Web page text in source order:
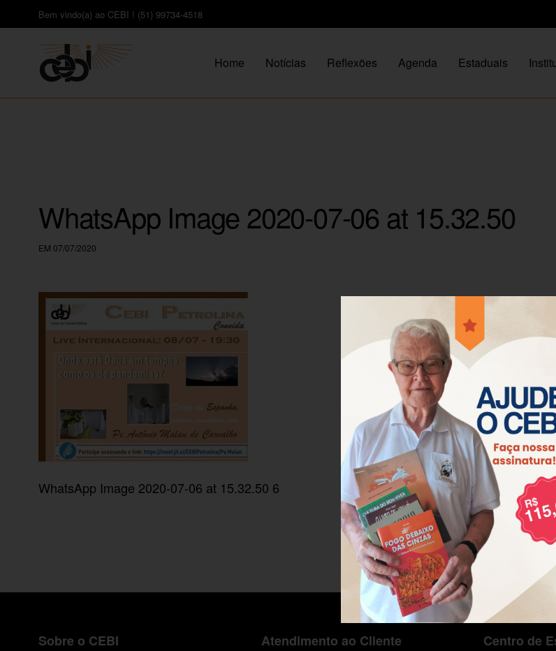
Bem vindo(a) ao CEBI ! (51) 99734-4518
Home Notícias Reflexões Agenda Estaduais
WhatsApp Image 2020-07-06 at 15.32.50
EM 07/07/2020
WhatsApp Image 2020-07-06 at 15.32.50 6
Sobre o CEBI Atendimento ao Cliente Centro de